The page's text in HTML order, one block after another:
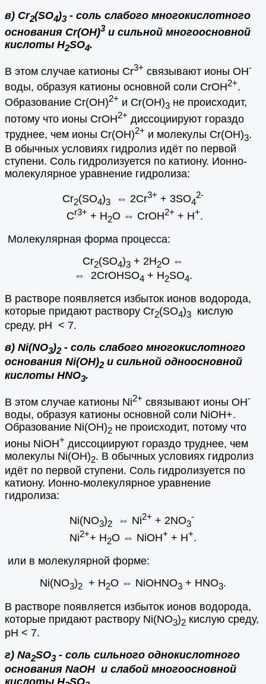
в) Сr2(SO4)3- соль слабого многокислотного
основания Сr(OH)3 и сильной многоосновной
кислоты H2SO4.
В этом случае катионы Cr3+ связывают ионы ОН-
воды, образуя катионы основной соли CrOH2+.
Образование Cr(OH)2+ и Cr(OH)3 не происходит,
потому что ионы CrOH2+ диссоциируют гораздо
труднее, чем ионы Cr(OH)2+ и молекулы Cr(OH)3.
В обычных условиях гидролиз идёт по первой
ступени. Соль гидролизуется по катиону. Ионно-
молекулярное уравнение гидролиза:
Cr2(SO4)3 ⇔ 2Cr3+ + 3SO4
2-
Cr3+ + H2O ⇔ CrOH2+ + H+.
Молекулярная форма процесса:
Cr2(SO4)3 + 2H2O ⇔
⇔ 2CrOHSO4 + H2SO4.
В растворе появляется избыток ионов водорода,
которые придают раствору Cr2(SO4)3 кислую
среду, рН < 7.
в) Ni(NO3)2- соль слабого многокислотного
основания Ni(OH)2и сильной одноосновной
кислоты HNO3.
В этом случае катионы Ni2+ связывают ионы ОН-
воды, образуя катионы основной соли NiOH+.
Образование Ni(OH)2 не происходит, потому что
ионы NiOH+ диссоциируют гораздо труднее, чем
молекулы Ni(OH)2. В обычных условиях гидролиз
идёт по первой ступени. Соль гидролизуется по
катиону. Ионно-молекулярное уравнение
гидролиза:
Ni(NO3)2 ⇔ Ni2+ + 2NO3
-
Ni2++ H2O ⇔ NiOH+ + H+.
или в молекулярной форме:
Ni(NO3)2 + Н2О ⇔ NiOHNO3 + HNO3.
В растворе появляется избыток ионов водорода,
которые придают раствору Ni(NO3)2 кислую среду,
рН < 7.
г) Na2SO3- соль сильного однокислотного
основания NaOH и слабой многоосновной
кислоты H SO .